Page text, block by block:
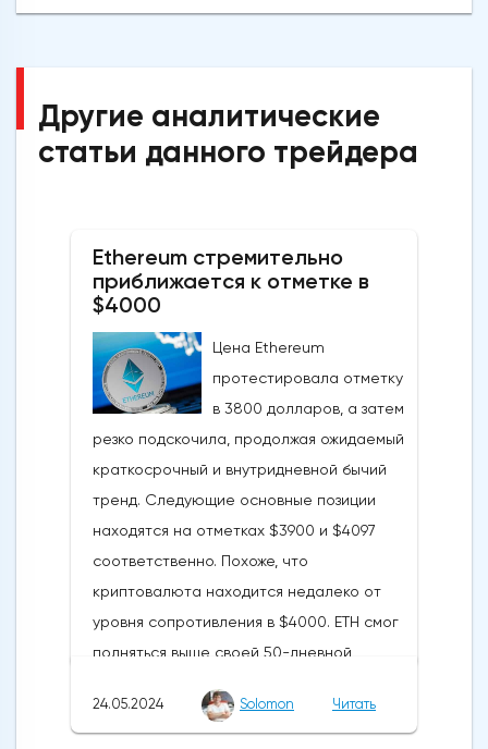
Другие аналитические
статьи данного трейдера
Ethereum стремительно
приближается к отметке в
$4000
Цена Ethereum
протестировала отметку
в 3800 долларов, а затем
резко подскочила, продолжая ожидаемый
краткосрочный и внутридневной бычий
тренд. Следующие основные позиции
находятся на отметках $3900 и $4097
соответственно. Похоже, что
криптовалюта находится недалеко от
уровня сопротивления в $4000. ETH смог
подняться выше своей 50-дневной
бычьих колебаний, которые могут развеять
24.05.2024 Solomon Читать